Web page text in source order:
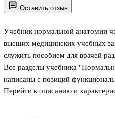
Оставить отзыв
Учебник нормальной анатомии
высших медицинских учебных
служить пособием для врачей
Все разделы учебника
написаны с позиций
изложен кратко, систематично, с
Перейти к описанию и